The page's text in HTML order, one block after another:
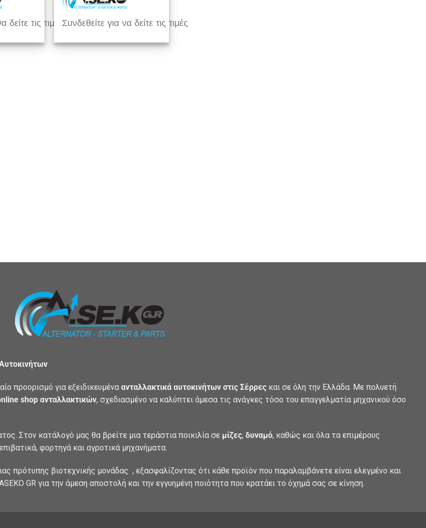
δείτε τις τιμέςΣυνδεθείτε για να δείτε τις τιμές
προορισμό για εξειδικευμένα ανταλλακτικά αυτοκινήτων στις Σέρρες και σε όλη την Ελλάδα. Με πολυετή
shop ανταλλακτικών, σχεδιασμένο να καλύπτει άμεσα τις ανάγκες τόσο του επαγγελματία μηχανικού όσο
Στον κατάλογό μας θα βρείτε μια τεράστια ποικιλία σε μίζες, δυναμό, καθώς και όλα τα επιμέρους
φορτηγά και αγροτικά μηχανήματα.
πρότυπης βιοτεχνικής μονάδας , εξασφαλίζοντας ότι κάθε προϊόν που παραλαμβάνετε είναι ελεγμένο και
GR για την άμεση αποστολή και την εγγυημένη ποιότητα που κρατάει το όχημά σας σε κίνηση.